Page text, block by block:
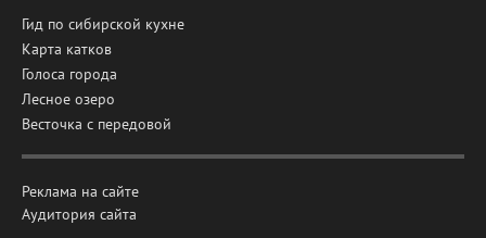
Гид по сибирской кухне
Карта катков
Голоса города
Лесное озеро
Весточка с передовой
Реклама на сайте
Аудитория сайта